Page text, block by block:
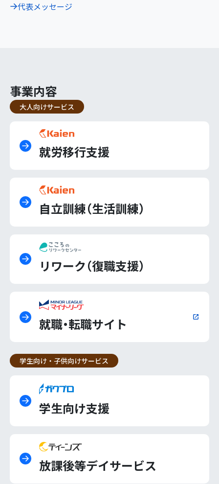
代表メッセージ
事業内容
大人向けサービス
就労移行支援
自立訓練（生活訓練）
リワーク（復職支援）
就職・転職サイト
学生向け・子供向けサービス
学生向け支援
放課後等デイサービス